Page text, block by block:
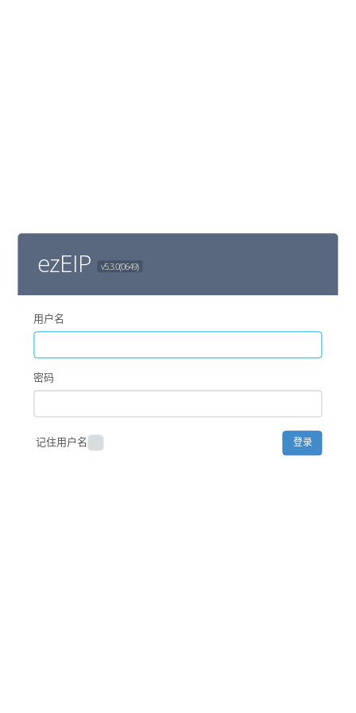
ezEIP v5.3.0(0649)
用户名
密码
记住用户名